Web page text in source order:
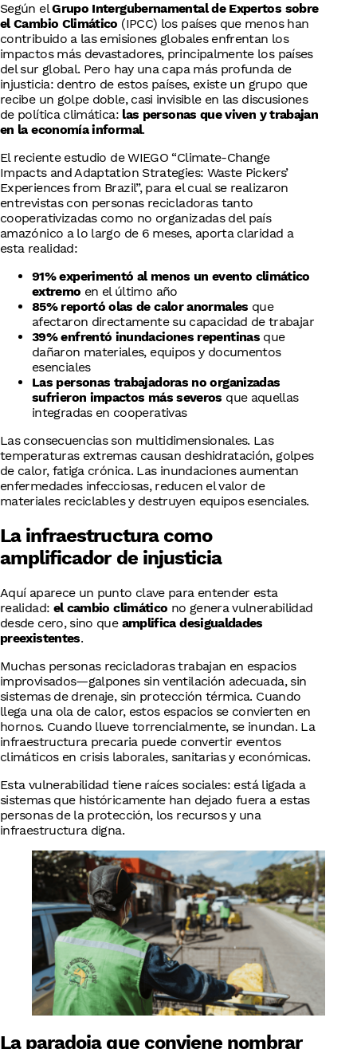
Según elGrupo Intergubernamental de Expertos sobre
el Cambio Climático (IPCC) los países que menos han
contribuido a las emisiones globales enfrentan los
impactos más devastadores, principalmente los países
del sur global. Pero hay una capa más profunda de
injusticia: dentro de estos países, existe un grupo que
recibe un golpe doble, casi invisible en las discusiones
de política climática: las personas que viven y trabajan
en la economía informal.
El reciente estudio de WIEGO “Climate-Change
Impacts and Adaptation Strategies: Waste Pickers’
Experiences from Brazil”, para el cual se realizaron
entrevistas con personas recicladoras tanto
cooperativizadas como no organizadas del país
amazónico a lo largo de 6 meses, aporta claridad a
esta realidad:
91% experimentó al menos un evento climático
extremo en el último año
85% reportó olas de calor anormales que
afectaron directamente su capacidad de trabajar
39% enfrentó inundaciones repentinasque
dañaron materiales, equipos y documentos
esenciales
Las personas trabajadoras no organizadas
sufrieron impactos más severos que aquellas
integradas en cooperativas
Las consecuencias son multidimensionales. Las
temperaturas extremas causan deshidratación, golpes
de calor, fatiga crónica. Las inundaciones aumentan
enfermedades infecciosas, reducen el valor de
materiales reciclables y destruyen equipos esenciales.
La infraestructura como
amplificador de injusticia
Aquí aparece un punto clave para entender esta
realidad: el cambio climático no genera vulnerabilidad
desde cero, sino que amplifica desigualdades
preexistentes.
Muchas personas recicladoras trabajan en espacios
improvisados—galpones sin ventilación adecuada, sin
sistemas de drenaje, sin protección térmica. Cuando
llega una ola de calor, estos espacios se convierten en
hornos. Cuando llueve torrencialmente, se inundan. La
infraestructura precaria puede convertir eventos
climáticos en crisis laborales, sanitarias y económicas.
Esta vulnerabilidad tiene raíces sociales: está ligada a
sistemas que históricamente han dejado fuera a estas
personas de la protección, los recursos y una
infraestructura digna.
La paradoja que conviene nombrar